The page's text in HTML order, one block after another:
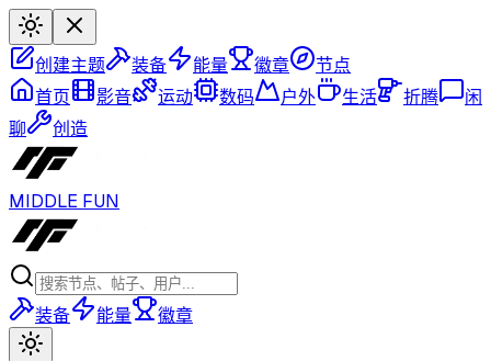
创建主题 装备 能量 徽章
节点
首页
影音 运动 数码 户外 生活 折腾
闲
聊
创造
MIDDLE FUN
装备 能量 徽章